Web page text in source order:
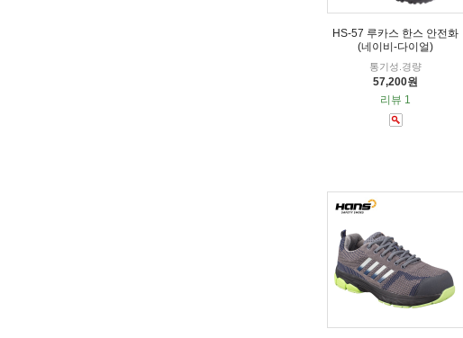
HS-57 루카스 한스 안전화
(네이비-다이얼)
통기성.경량
57,200원
리뷰 1